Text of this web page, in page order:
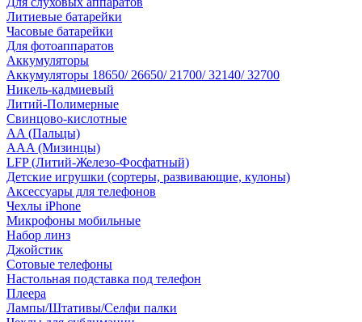
Литиевые батарейки
Часовые батарейки
Для фотоаппаратов
Аккумуляторы
Аккумуляторы 18650/ 26650/ 21700/ 32140/ 32700
Никель-кадмиевый
Литий-Полимерные
Свинцово-кислотные
AA (Пальцы)
AAA (Мизинцы)
LFP (Литий-Железо-Фосфатный)
Детские игрушки (сортеры, развивающие, кулоны)
Аксессуары для телефонов
Чехлы iPhone
Микрофоны мобильные
Набор линз
Джойстик
Сотовые телефоны
Настольная подставка под телефон
Плеера
Лампы/Штативы/Селфи палки